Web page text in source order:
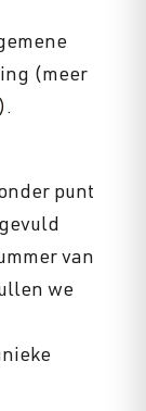
(meer
).
punt
van
we